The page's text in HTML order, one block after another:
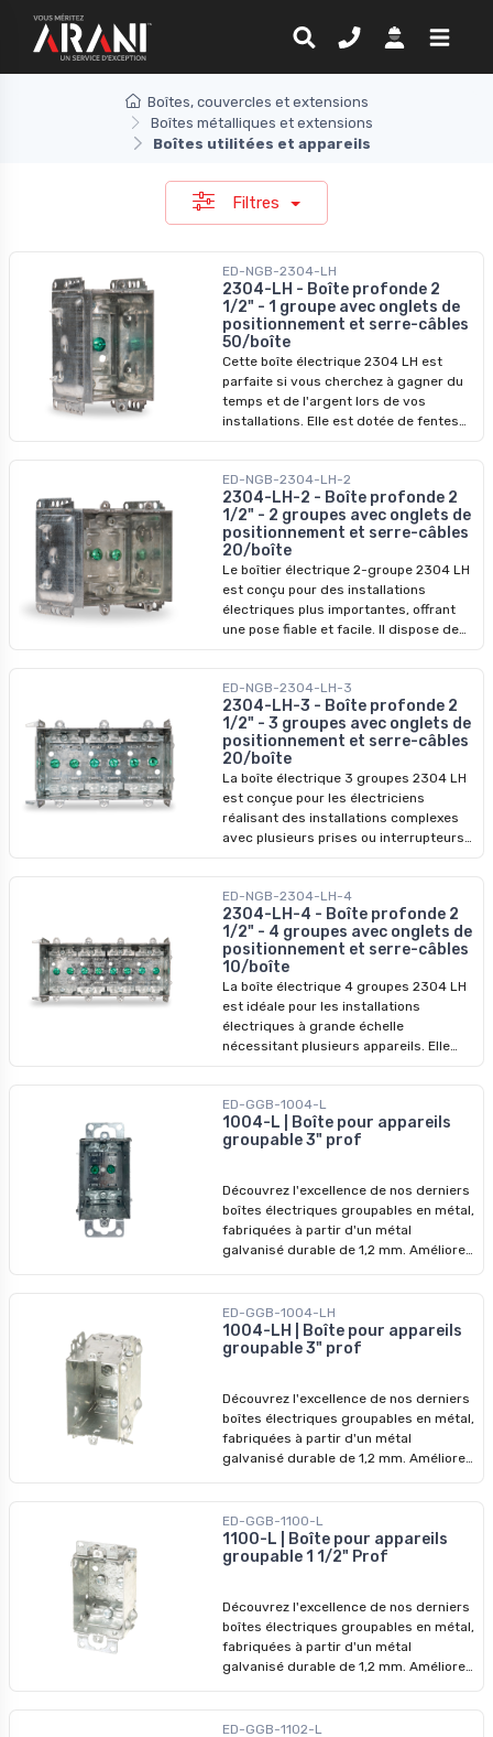
Boîtes, couvercles et extensions
Boîtes métalliques et extensions
Boîtes utilitées et appareils
Filtres
ED-NGB-2304-LH
2304-LH - Boîte profonde 2
1/2" - 1 groupe avec onglets de
positionnement et serre-câbles
50/boîte
Cette boîte électrique 2304 LH est
parfaite si vous cherchez à gagner du
temps et de l'argent lors de vos
installations. Elle est dotée de fentes
cloisons sèches de 1/2 pouce. De plus,
elle dispose de griffes de maintien
permettant de positionner fermement
la boîte exactement là où vous le
souhaitez dès le début de l'installation.
Cette boîte est également équipée de
languettes fixes conçues pour les
applications sur murs extérieurs. Avec
ces boîtes, les erreurs de placement
ED-NGB-2304-LH-2
2304-LH-2 - Boîte profonde 2
1/2" - 2 groupes avec onglets de
positionnement et serre-câbles
20/boîte
Le boîtier électrique 2-groupe 2304 LH
est conçu pour des installations
électriques plus importantes, offrant
une pose fiable et facile. Il dispose de
pouce. Ce boîtier comprend également
des broches de maintien pour le garder
en place et des pattes supplémentaires
pour les murs extérieurs. Grâce à son
montage à vis unique, l'installation est
rapide et simple, idéale pour les projets
résidentiels et commerciaux.
ED-NGB-2304-LH-3
2304-LH-3 - Boîte profonde 2
1/2" - 3 groupes avec onglets de
positionnement et serre-câbles
20/boîte
La boîte électrique 3 groupes 2304 LH
est conçue pour les électriciens
réalisant des installations complexes
avec plusieurs prises ou interrupteurs.
cloisons sèches de 1/2 pouce,
garantissant un ajustement sécurisé.
Les griffes de maintien assurent une
position stable de la boîte pendant
l’installation, évitant tout
désalignement. Conçue pour être
utilisée sur les murs intérieurs et
extérieurs, les languettes fixes
renforcent la stabilité dans les
rapide et précise, adaptée aux projets
professionnels résidentiels et
commerciaux.
ED-NGB-2304-LH-4
2304-LH-4 - Boîte profonde 2
1/2" - 4 groupes avec onglets de
positionnement et serre-câbles
10/boîte
La boîte électrique 4 groupes 2304 LH
est idéale pour les installations
électriques à grande échelle
nécessitant plusieurs appareils. Elle
pour cloisons sèches de 1/2 pouce. Les
griffes de maintien assurent une
position précise et stable, réduisant le
erreurs. Avec ses languettes
supplémentaires pour murs extérieurs,
cette boîte convient parfaitement aux
projets intérieurs et extérieurs. Conçue
les projets résidentiels et
commerciaux.
ED-GGB-1004-L
1004-L | Boîte pour appareils
groupable 3" prof
Découvrez l'excellence de nos derniers
boîtes électriques groupables en métal,
fabriquées à partir d'un métal
galvanisé durable de 1,2 mm. Améliorez
conçus pour surpasser les modèles
précédents. Ne manquez pas nos prix
imbattables - profitez-en pour
ED-GGB-1004-LH
1004-LH | Boîte pour appareils
groupable 3" prof
Découvrez l'excellence de nos derniers
boîtes électriques groupables en métal,
fabriquées à partir d'un métal
galvanisé durable de 1,2 mm. Améliorez
conçus pour surpasser les modèles
précédents. Ne manquez pas nos prix
imbattables - profitez-en pour
ED-GGB-1100-L
1100-L | Boîte pour appareils
groupable 1 1/2" Prof
Découvrez l'excellence de nos derniers
boîtes électriques groupables en métal,
fabriquées à partir d'un métal
galvanisé durable de 1,2 mm. Améliorez
conçus pour surpasser les modèles
ED-GGB-1102-L